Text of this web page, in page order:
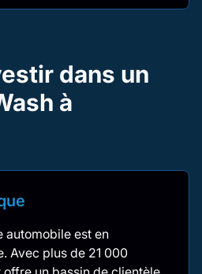
dans un
à
automobile est en
Avec plus de 21 000